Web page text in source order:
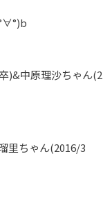
)&中原理沙ちゃん(2
里ちゃん(2016/3